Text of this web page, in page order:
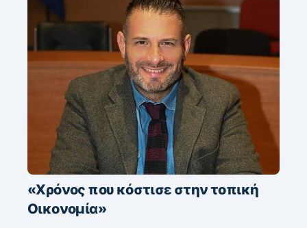
«Χρόνος που κόστισε στην τοπική
Οικονομία»